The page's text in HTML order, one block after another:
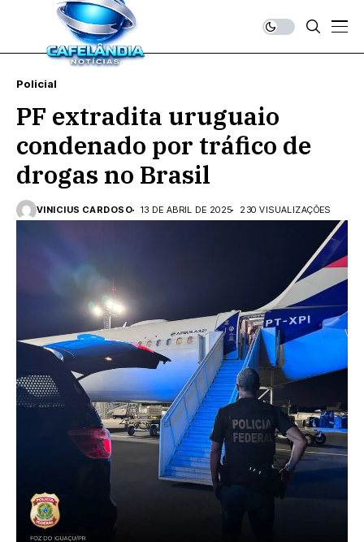
Policial
PF extradita uruguaio
condenado por tráfico de
drogas no Brasil
VINICIUS CARDOSO 13 DE ABRIL DE 2025 230 VISUALIZAÇÕES